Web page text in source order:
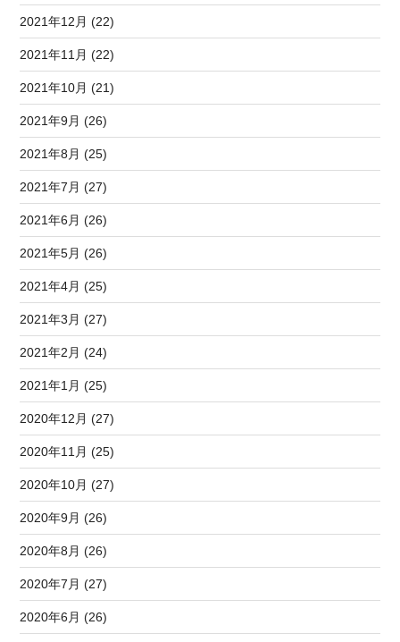
2021年12月 (22)
2021年11月 (22)
2021年10月 (21)
2021年9月 (26)
2021年8月 (25)
2021年7月 (27)
2021年6月 (26)
2021年5月 (26)
2021年4月 (25)
2021年3月 (27)
2021年2月 (24)
2021年1月 (25)
2020年12月 (27)
2020年11月 (25)
2020年10月 (27)
2020年9月 (26)
2020年8月 (26)
2020年7月 (27)
2020年6月 (26)